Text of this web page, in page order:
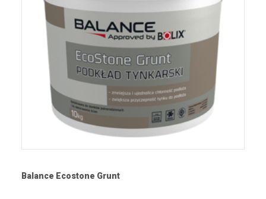
Balance Ecostone Grunt